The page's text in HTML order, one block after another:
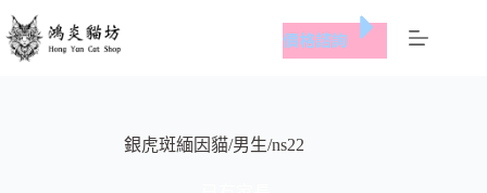
跳
至
價格諮詢
銀虎斑緬因貓/男生/ns22